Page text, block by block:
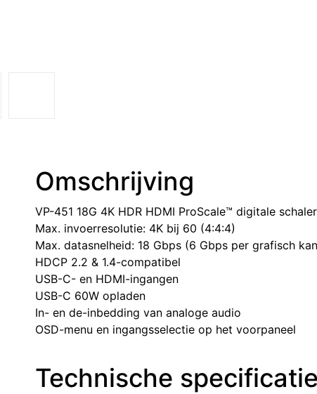
Omschrijving
VP-451 18G 4K HDR HDMI ProScale™ digitale
Max. invoerresolutie: 4K bij 60 (4:4:4)
Max. datasnelheid: 18 Gbps (6 Gbps per grafisch
HDCP 2.2 & 1.4-compatibel
USB-C- en HDMI-ingangen
USB-C 60W opladen
In- en de-inbedding van analoge audio
OSD-menu en ingangsselectie op het voorpaneel
Technische